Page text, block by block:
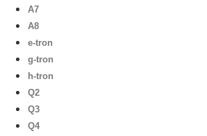
A7
A8
e-tron
g-tron
h-tron
Q2
Q3
Q4